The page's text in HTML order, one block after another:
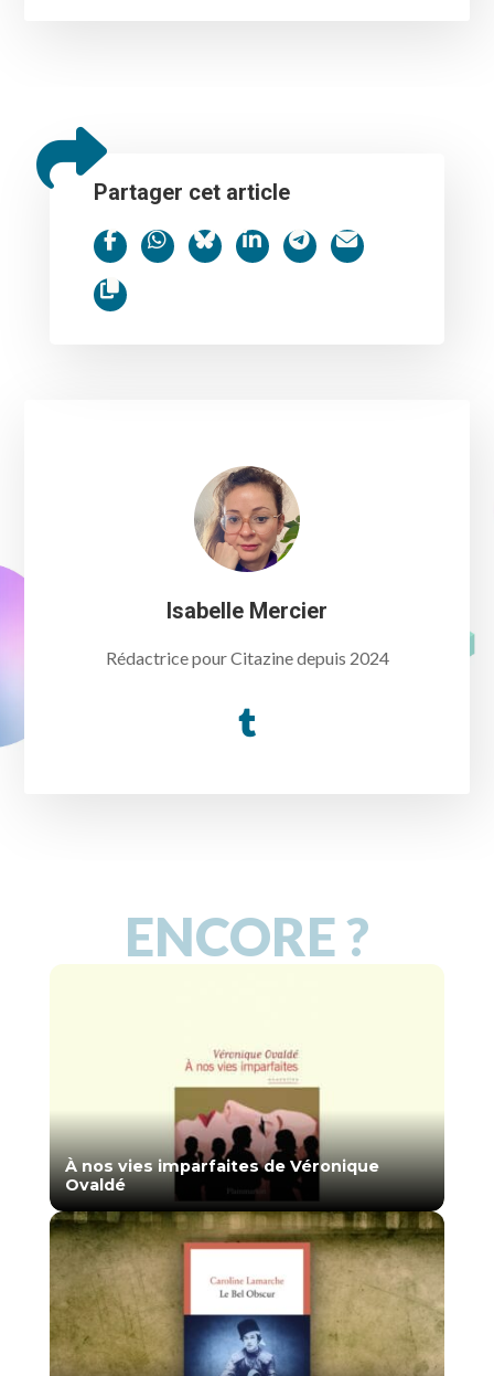
Partager cet article
Isabelle Mercier
Rédactrice pour Citazine depuis 2024
ENCORE ?
À nos vies imparfaites de Véronique
Ovaldé